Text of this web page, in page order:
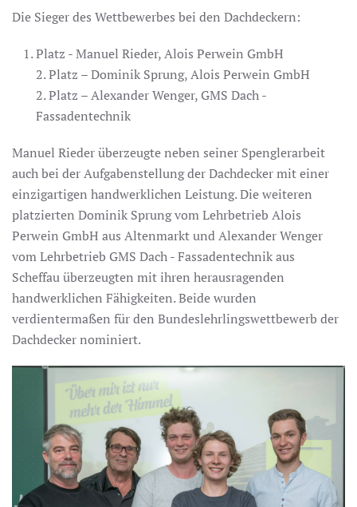
Die Sieger des Wettbewerbes bei den Dachdeckern:
Platz - Manuel Rieder, Alois Perwein GmbH
2. Platz – Dominik Sprung, Alois Perwein GmbH
2. Platz – Alexander Wenger, GMS Dach -
Fassadentechnik
Manuel Rieder überzeugte neben seiner Spenglerarbeit
auch bei der Aufgabenstellung der Dachdecker mit einer
einzigartigen handwerklichen Leistung. Die weiteren
platzierten Dominik Sprung vom Lehrbetrieb Alois
Perwein GmbH aus Altenmarkt und Alexander Wenger
vom Lehrbetrieb GMS Dach - Fassadentechnik aus
Scheffau überzeugten mit ihren herausragenden
handwerklichen Fähigkeiten. Beide wurden
verdientermaßen für den Bundeslehrlingswettbewerb der
Dachdecker nominiert.